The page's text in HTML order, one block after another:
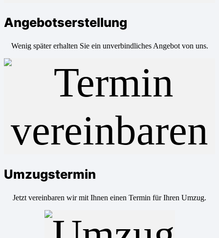
Angebotserstellung
Wenig später erhalten Sie ein unverbindliches Angebot von uns.
Umzugstermin
Jetzt vereinbaren wir mit Ihnen einen Termin für Ihren Umzug.